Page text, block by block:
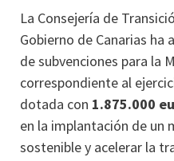
La Consejería de
Gobierno de Canarias
de subvenciones para la
correspondiente al
dotada con 1.875.000
en la implantación de un
sostenible y acelerar la